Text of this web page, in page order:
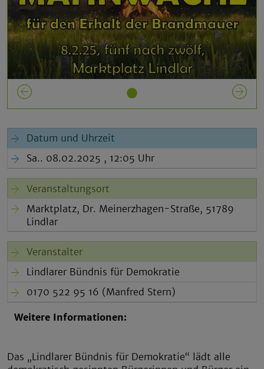
Datum und Uhrzeit
Sa.. 08.02.2025 , 12:05 Uhr
Veranstaltungsort
Marktplatz, Dr. Meinerzhagen-Straße, 51789
Lindlar
Veranstalter
Lindlarer Bündnis für Demokratie
0170 522 95 16 (Manfred Stern)
Weitere Informationen:
Das „Lindlarer Bündnis für Demokratie“ lädt alle